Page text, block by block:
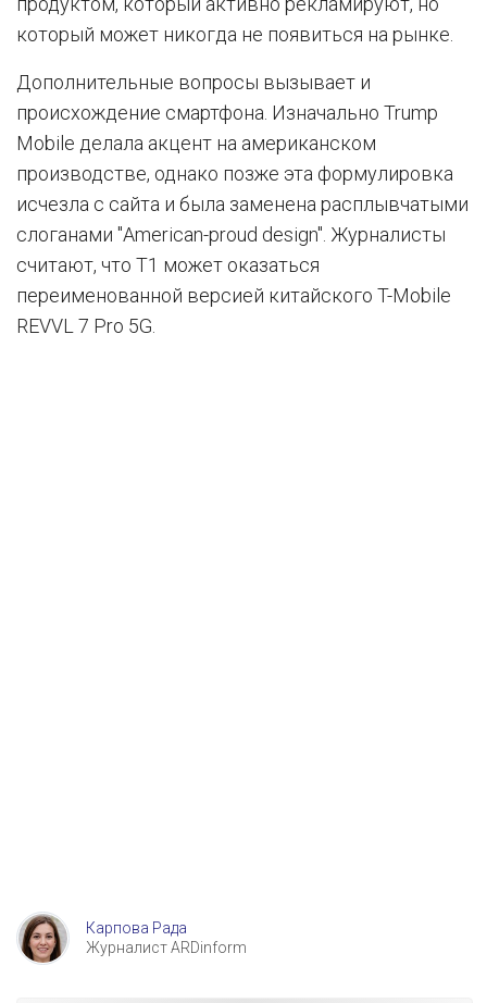
который может никогда не появиться на рынке.
Дополнительные вопросы вызывает и
происхождение смартфона. Изначально Trump
Mobile делала акцент на американском
производстве, однако позже эта формулировка
исчезла с сайта и была заменена расплывчатыми
слоганами "American-proud design". Журналисты
считают, что T1 может оказаться
переименованной версией китайского T-Mobile
REVVL 7 Pro 5G.
Карпова Рада
Журналист ARDinform